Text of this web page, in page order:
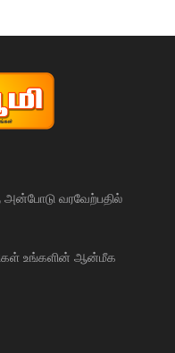
வரவேற்பதில்
உங்களின் ஆன்மீக